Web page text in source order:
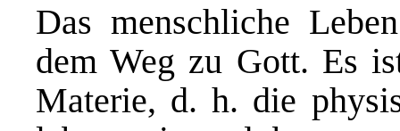
Das menschliche
dem Weg zu Gott. Es
Materie, d. h. die